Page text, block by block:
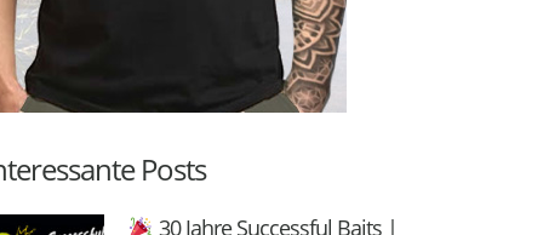
Posts
30 Jahre Successful Baits |